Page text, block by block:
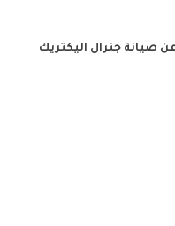
صيانة جنرال اليكتريك